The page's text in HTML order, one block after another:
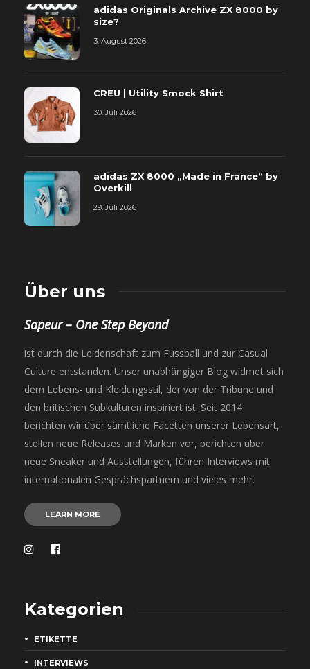
adidas Originals Archive ZX 8000 by
size?
3. August 2026
CREU | Utility Smock Shirt
30. Juli 2026
adidas ZX 8000 „Made in France“ by
Overkill
29. Juli 2026
Über uns
Sapeur – One Step Beyond
ist durch die Leidenschaft zum Fussball und zur Casual
Culture entstanden. Unser unabhängiger Blog widmet sich
dem Lebens- und Kleidungsstil, der von der Tribüne und
den britischen Subkulturen inspiriert ist. Seit 2014
berichten wir über sämtliche Facetten unserer Lebensart,
stellen neue Releases und Marken vor, berichten über
neue Sneaker und Ausstellungen, führen Interviews mit
internationalen Gesprächspartnern und vieles mehr.
LEARN MORE
Kategorien
ETIKETTE
INTERVIEWS